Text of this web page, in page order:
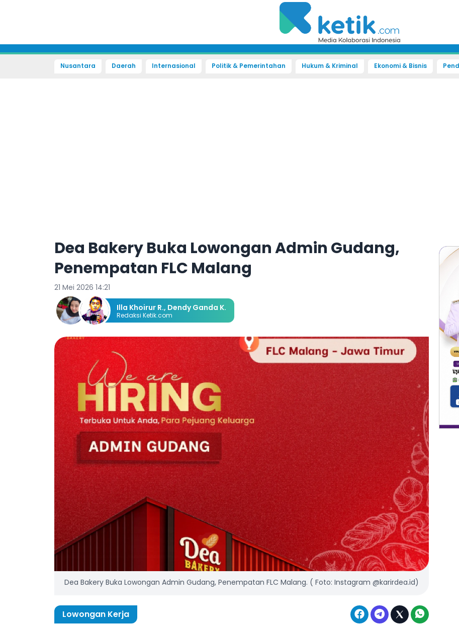
Nusantara Daerah Internasional Politik & Pemerintahan Hukum & Kriminal Ekonomi & Bisnis
Dea Bakery Buka Lowongan Admin Gudang,
Penempatan FLC Malang
21 Mei 2026 14:21
Illa Khoirur R., Dendy Ganda K.
Redaksi Ketik.com
Dea Bakery Buka Lowongan Admin Gudang, Penempatan FLC Malang. ( Foto: Instagram @karirdea.id)
Lowongan Kerja